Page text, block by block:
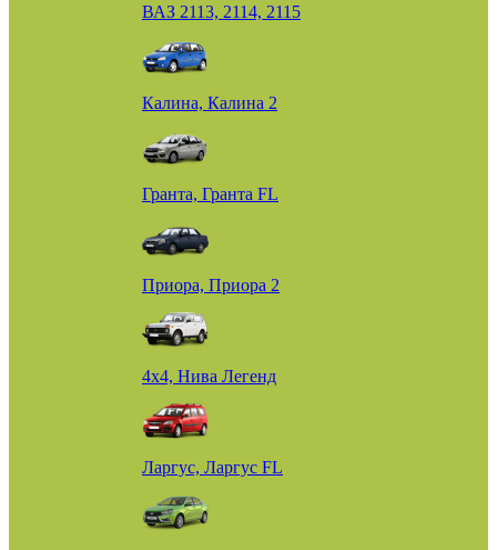
ВАЗ 2113, 2114, 2115
Калина, Калина 2
Гранта, Гранта FL
Приора, Приора 2
4х4, Нива Легенд
Ларгус, Ларгус FL